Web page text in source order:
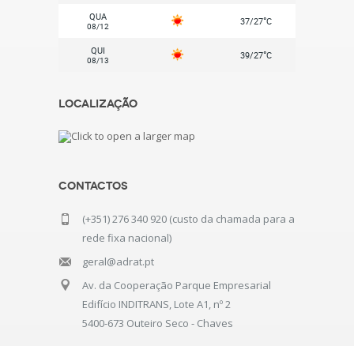
QUA
08/12 37/27°C
QUI
08/13 39/27°C
Localização
Contactos
(+351) 276 340 920 (custo da chamada para a
rede fixa nacional)
geral@adrat.pt
Av. da Cooperação Parque Empresarial
Edifício INDITRANS, Lote A1, nº 2
5400-673 Outeiro Seco - Chaves